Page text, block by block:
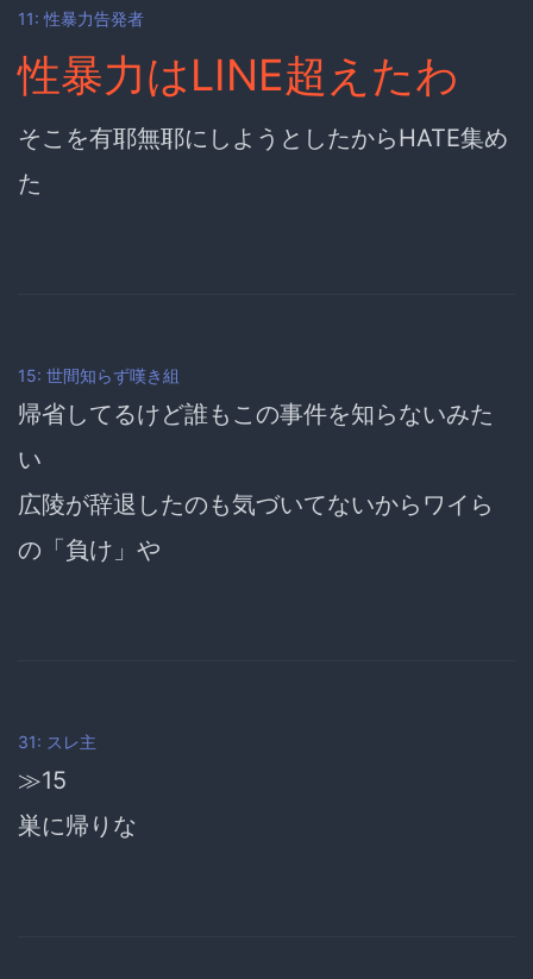
11: 性暴力告発者
性暴力はLINE超えたわ
そこを有耶無耶にしようとしたからHATE集め
た
15: 世間知らず嘆き組
帰省してるけど誰もこの事件を知らないみた
い
広陵が辞退したのも気づいてないからワイら
の「負け」や
31: スレ主
≫15
巣に帰りな